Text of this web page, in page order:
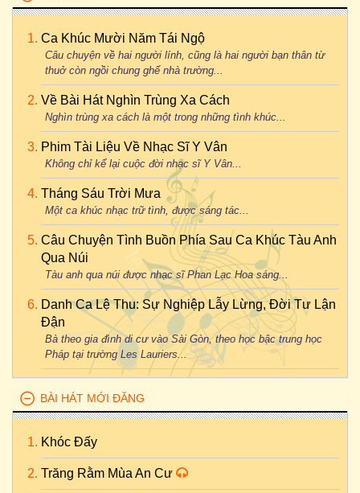
Ca Khúc Mười Năm Tái Ngộ
Câu chuyện về hai người lính, cũng là hai người bạn thân từ
thuở còn ngồi chung ghế nhà trường...
Về Bài Hát Nghìn Trùng Xa Cách
Nghìn trùng xa cách là một trong những tình khúc...
Phim Tài Liệu Về Nhạc Sĩ Y Vân
Không chỉ kể lại cuộc đời nhạc sĩ Y Vân...
Tháng Sáu Trời Mưa
Một ca khúc nhạc trữ tình, được sáng tác...
Câu Chuyện Tình Buồn Phía Sau Ca Khúc Tàu Anh
Qua Núi
Tàu anh qua núi được nhạc sĩ Phan Lạc Hoa sáng...
Danh Ca Lệ Thu: Sự Nghiệp Lẫy Lừng, Đời Tư Lận
Đận
Bà theo gia đình di cư vào Sài Gòn, theo học bậc trung học
Pháp tại trường Les Lauriers...
BÀI HÁT MỚI ĐĂNG
Khóc Đấy
Trăng Rằm Mùa An Cư